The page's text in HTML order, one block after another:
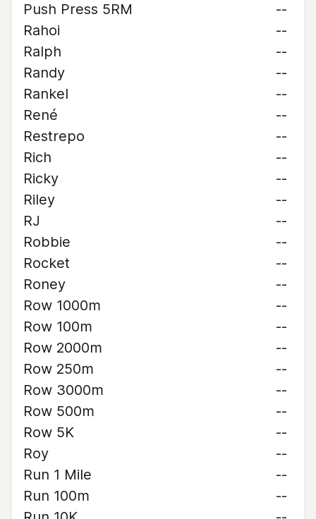
Push Press 5RM
--
Rahoi
--
Ralph
--
Randy
--
Rankel
--
René
--
Restrepo
--
Rich
--
Ricky
--
Riley
--
RJ
--
Robbie
--
Rocket
--
Roney
--
Row 1000m
--
Row 100m
--
Row 2000m
--
Row 250m
--
Row 3000m
--
Row 500m
--
Row 5K
--
Roy
--
Run 1 Mile
--
Run 100m
--